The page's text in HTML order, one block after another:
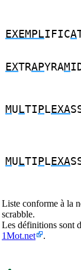
EXEMPLIFICA
EXTRAPYRAM
MU LTI P L EXA
MU LTI P L EXA
Liste conforme à la
scrabble.
Les définitions sont
1Mot.net
.